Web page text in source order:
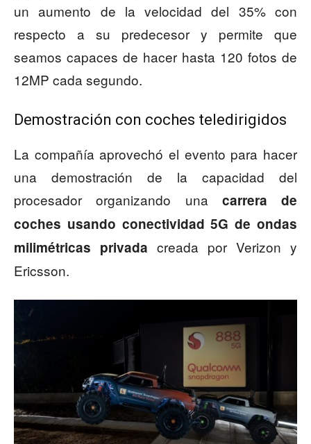
un aumento de la velocidad del 35% con
respecto a su predecesor y permite que
seamos capaces de hacer hasta 120 fotos de
12MP cada segundo.
Demostración con coches teledirigidos
La compañía aprovechó el evento para hacer
una demostración de la capacidad del
procesador organizando unacarrera de
coches usando conectividad 5G de ondas
milimétricas privada creada por Verizon y
Ericsson.